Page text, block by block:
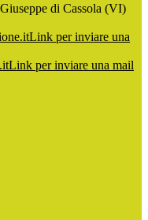
di Cassola (VI)
Link per inviare una
Link per inviare una mail